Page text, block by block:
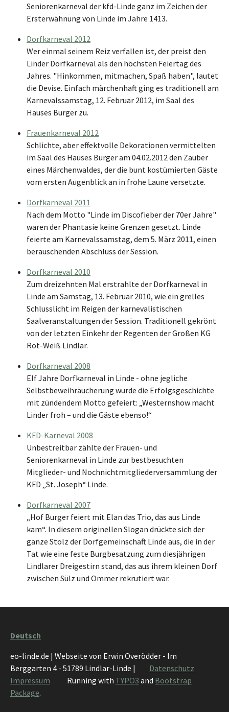
Seniorenkarneval der kfd-Linde ganz im Zeichen der
Ersterwähnung von Linde im Jahre 1413.
Dorfkarneval 2012
Wer einmal seinem Reiz verfallen ist, der preist den
Linder Dorfkarneval als den höchsten Feiertag des
Jahres. "Hinkommen, mitmachen, Spaß haben", lautet
die Devise. Einfach märchenhaft ging es traditionell am
Karnevalssamstag, 12. Februar 2012, im Saal des
Hauses Burger zu.
Frauenkarneval 2012
Schlichte, aber effektvolle Dekorationen vermittelten
im Saal des Hauses Burger am 04.02.2012 den Zauber
eines Märchenwaldes, der die bunt kostümierten Gäste
vom ersten Augenblick an in frohe Laune versetzte.
Dorfkarneval 2011
Nach dem Motto "Linde im Discofieber der 70er Jahre"
waren der Phantasie keine Grenzen gesetzt. Linde
feierte am Karnevalssamstag, dem 5. März 2011, einen
berauschenden Abschluss der Session.
Dorfkarneval 2010
Zum dreizehnten Mal erstrahlte der Dorfkarneval in
Linde am Samstag, 13. Februar 2010, wie ein grelles
Schlusslicht im Reigen der karnevalistischen
Saalveranstaltungen der Session. Traditionell gekrönt
von der letzten Einkehr der Regenten der Großen KG
Rot-Weiß Lindlar.
Dorfkarneval 2008
Elf Jahre Dorfkarneval in Linde - ohne jegliche
Selbstbeweihräucherung wurde die Erfolgsgeschichte
mit zündendem Motto gefeiert: „Westernshow macht
Linder froh – und die Gäste ebenso!“
KFD-Karneval 2008
Unbestreitbar zählte der Frauen- und
Seniorenkarneval in Linde zur bestbesuchten
Mitglieder- und Nochnichtmitgliederversammlung der
KFD „St. Joseph“ Linde.
Dorfkarneval 2007
„Hof Burger feiert mit Elan das Trio, das aus Linde
kam“. In diesem originellen Slogan drückte sich der
ganze Stolz der Dorfgemeinschaft Linde aus, die in der
Tat wie eine feste Burgbesatzung zum diesjährigen
Lindlarer Dreigestirn stand, das aus ihrem kleinen Dorf
zwischen Sülz und Ommer rekrutiert war.
Deutsch
eo-linde.de | Webseite von Erwin Overödder - Im
Berggarten 4 - 51789 Lindlar-Linde | Datenschutz
Impressum Running with TYPO3 and Bootstrap
Package.